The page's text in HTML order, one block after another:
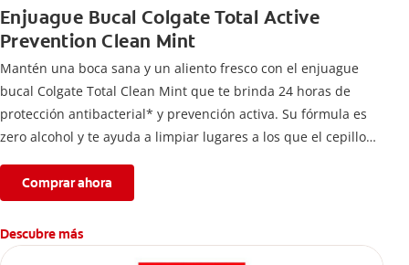
Enjuague Bucal Colgate Total Active
Prevention Clean Mint
Mantén una boca sana y un aliento fresco con el enjuague
bucal Colgate Total Clean Mint que te brinda 24 horas de
protección antibacterial* y prevención activa. Su fórmula es
zero alcohol y te ayuda a limpiar lugares a los que el cepillo
Comprar ahora
Descubre más